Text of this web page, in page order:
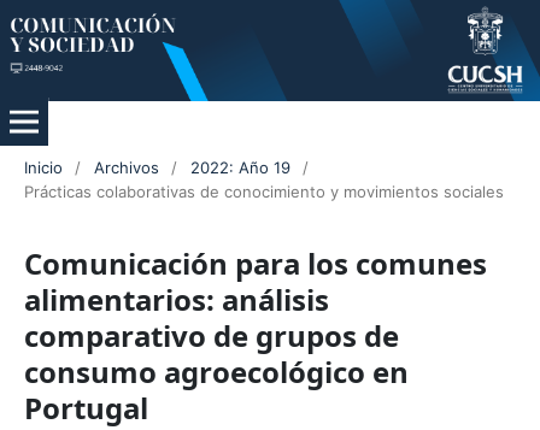
Inicio / Archivos / 2022: Año 19
/
Prácticas colaborativas de conocimiento y movimientos sociales
Comunicación para los comunes
alimentarios: análisis
comparativo de grupos de
consumo agroecológico en
Portugal